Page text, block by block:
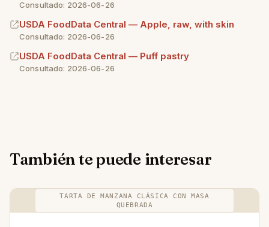
Consultado: 2026-06-26
USDA FoodData Central — Apple, raw, with skin
Consultado: 2026-06-26
USDA FoodData Central — Puff pastry
Consultado: 2026-06-26
También te puede interesar
TARTA DE MANZANA CLÁSICA CON MASA
QUEBRADA